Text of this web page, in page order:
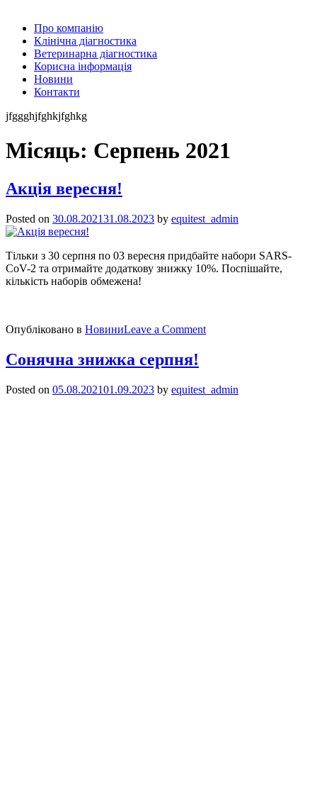
Про компанію
Клінічна діагностика
Ветеринарна діагностика
Корисна інформація
Новини
Контакти
jfggghjfghkjfghkg
Місяць: Серпень 2021
Акція вересня!
Posted on 30.08.202131.08.2023 by equitest_admin
Тільки з 30 серпня по 03 вересня придбайте набори SARS-
CoV-2 та отримайте додаткову знижку 10%. Поспішайте,
кількість наборів обмежена!
Опубліковано в НовиниLeave a Commenton
Сонячна знижка серпня!
Posted on 05.08.202101.09.2023 by equitest_admin